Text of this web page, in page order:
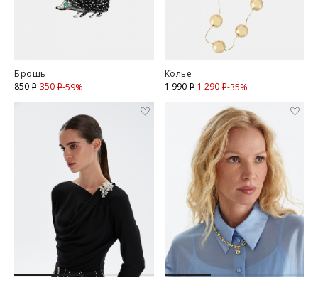
Брошь
850i 350 iСкидка
-59%
Колье
1 990i 1 290 iСкидка
-35%